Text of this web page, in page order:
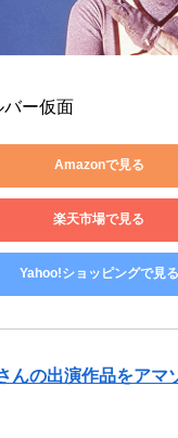
バー仮面
Amazonで見る
楽天市場で見る
Yahoo!ショッピングで見る
んの出演作品をアマ